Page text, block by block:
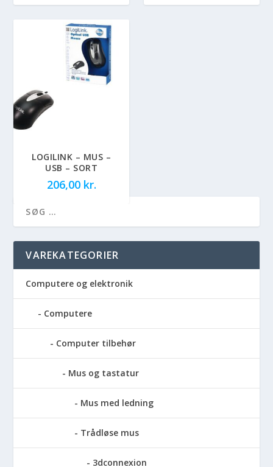
LOGILINK – MUS –
USB – SORT
206,00 kr.
VAREKATEGORIER
Computere og elektronik
Computere
Computer tilbehør
Mus og tastatur
Mus med ledning
Trådløse mus
3dconnexion